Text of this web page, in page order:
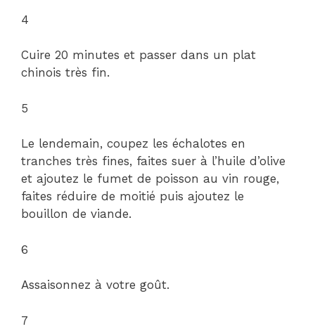
4
Cuire 20 minutes et passer dans un plat
chinois très fin.
5
Le lendemain, coupez les échalotes en
tranches très fines, faites suer à l’huile d’olive
et ajoutez le fumet de poisson au vin rouge,
faites réduire de moitié puis ajoutez le
bouillon de viande.
6
Assaisonnez à votre goût.
7